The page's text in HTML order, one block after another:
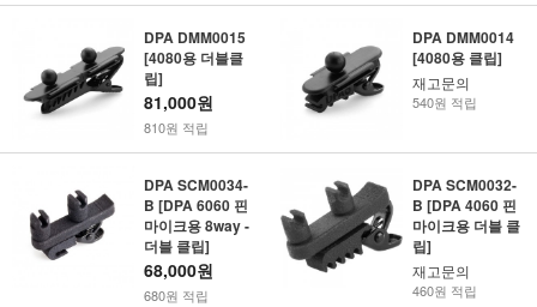
DPA DMM0015
[4080용 더블클
립]
81,000원
810원 적립
DPA DMM0014
[4080용 클립]
재고문의
540원 적립
DPA SCM0034-
B [DPA 6060 핀
마이크용 8way -
더블 클립]
68,000원
680원 적립
DPA SCM0032-
B [DPA 4060 핀
마이크용 더블 클
립]
재고문의
460원 적립